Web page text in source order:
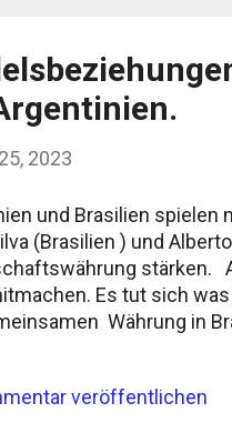
2023
und Brasilien spielen
(Brasilien ) und
stärken.
Es tut sich
Währung in
veröffentlichen